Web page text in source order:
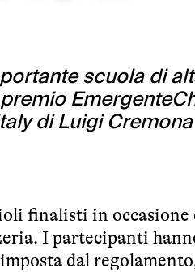
scuola di
di Luigi
finalisti in occasione
I partecipanti
dal